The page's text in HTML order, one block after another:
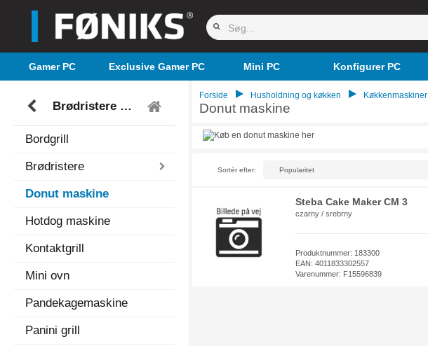
Gamer PC Exclusive Gamer PC Mini PC Konfigurer PC
Brødristere og grille
Bordgrill
Brødristere
Donut maskine
Hotdog maskine
Kontaktgrill
Mini ovn
Pandekagemaskine
Panini grill
Forside Husholdning og køkken Køkkenmaskiner
Donut maskine
Sortér efter:
Steba Cake Maker CM 3
czarny / srebrny
Produktnummer: 183300
EAN: 4011833302557
Varenummer: F15596839